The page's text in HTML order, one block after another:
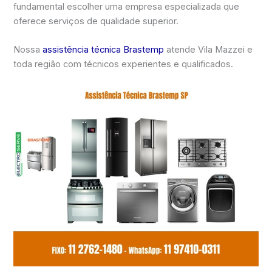
fundamental escolher uma empresa especializada que
oferece serviços de qualidade superior.
Nossaassistência técnica Brastemp atende Vila Mazzei e
toda região com técnicos experientes e qualificados.